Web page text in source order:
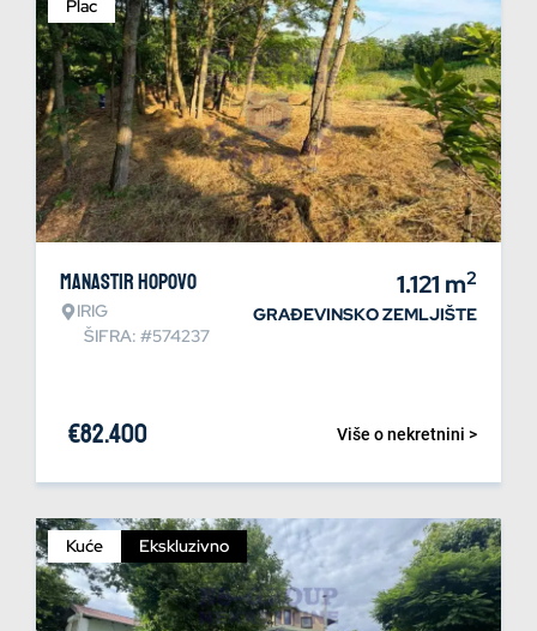
Plac
Manastir Hopovo
IRIG
ŠIFRA: #574237
1.121 m2
GRAĐEVINSKO ZEMLJIŠTE
Više o nekretnini >
€82.400
Kuće Ekskluzivno